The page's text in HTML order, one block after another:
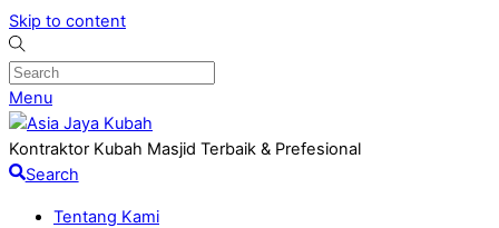
Skip to content
Menu
Kontraktor Kubah Masjid Terbaik & Prefesional
Search
Tentang Kami